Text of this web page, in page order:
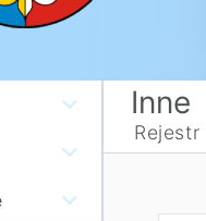
Inne